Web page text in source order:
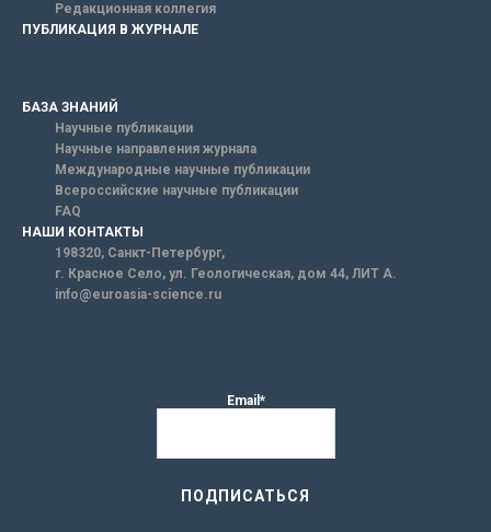
Редакционная коллегия
ПУБЛИКАЦИЯ В ЖУРНАЛЕ
БАЗА ЗНАНИЙ
Научные публикации
Научные направления журнала
Международные научные публикации
Всероссийские научные публикации
FAQ
НАШИ КОНТАКТЫ
198320, Санкт-Петербург,
г. Красное Село, ул. Геологическая, дом 44, ЛИТ А.
info@euroasia-science.ru
Email*